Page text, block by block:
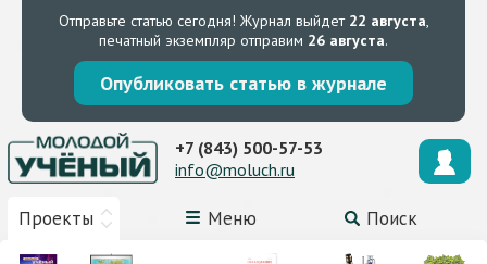
Отправьте статью сегодня! Журнал выйдет 22 августа,
печатный экземпляр отправим 26 августа.
Опубликовать статью в журнале
Проекты Меню Поиск
+7 (843) 500-57-53
info@moluch.ru